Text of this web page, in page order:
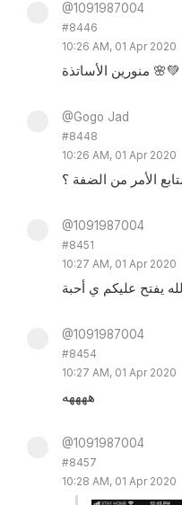
@1091987004
#8446
10:26 AM, 01 Apr 2020
منورين الأساتذة 🌸💚
@Gogo Jad
#8448
10:26 AM, 01 Apr 2020
الأمر من الضفة ؟
@1091987004
#8451
10:27 AM, 01 Apr 2020
يفتح عليكم ي أحبة
@1091987004
#8454
10:27 AM, 01 Apr 2020
ههههه
@1091987004
#8457
10:28 AM, 01 Apr 2020